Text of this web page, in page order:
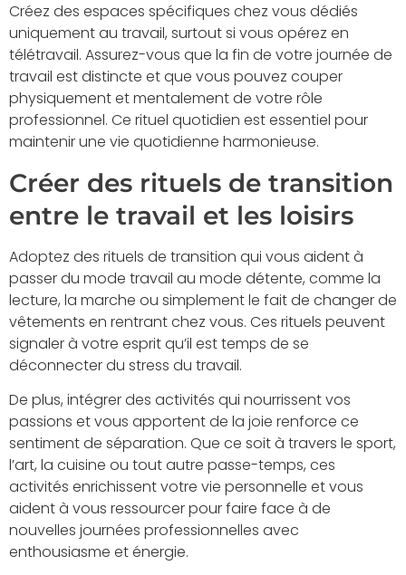
Créez des espaces spécifiques chez vous dédiés
uniquement au travail, surtout si vous opérez en
télétravail. Assurez-vous que la fin de votre journée de
travail est distincte et que vous pouvez couper
physiquement et mentalement de votre rôle
professionnel. Ce rituel quotidien est essentiel pour
maintenir une vie quotidienne harmonieuse.
Créer des rituels de transition
entre le travail et les loisirs
Adoptez des rituels de transition qui vous aident à
passer du mode travail au mode détente, comme la
lecture, la marche ou simplement le fait de changer de
vêtements en rentrant chez vous. Ces rituels peuvent
signaler à votre esprit qu’il est temps de se
déconnecter du stress du travail.
De plus, intégrer des activités qui nourrissent vos
passions et vous apportent de la joie renforce ce
sentiment de séparation. Que ce soit à travers le sport,
l’art, la cuisine ou tout autre passe-temps, ces
activités enrichissent votre vie personnelle et vous
aident à vous ressourcer pour faire face à de
nouvelles journées professionnelles avec
enthousiasme et énergie.